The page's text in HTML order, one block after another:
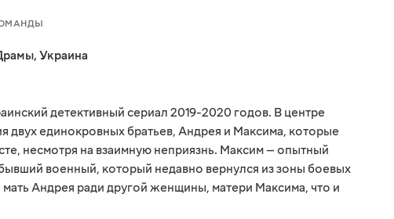
, Украина
детективный сериал 2019-2020 годов. В центре
двух единокровных братьев, Андрея и Максима, которые
несмотря на взаимную неприязнь. Максим — опытный
военный, который недавно вернулся из зоны боевых
Андрея ради другой женщины, матери Максима, что и